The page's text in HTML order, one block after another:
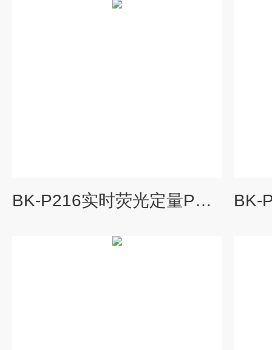
BK-P216实时荧光定量PCR仪